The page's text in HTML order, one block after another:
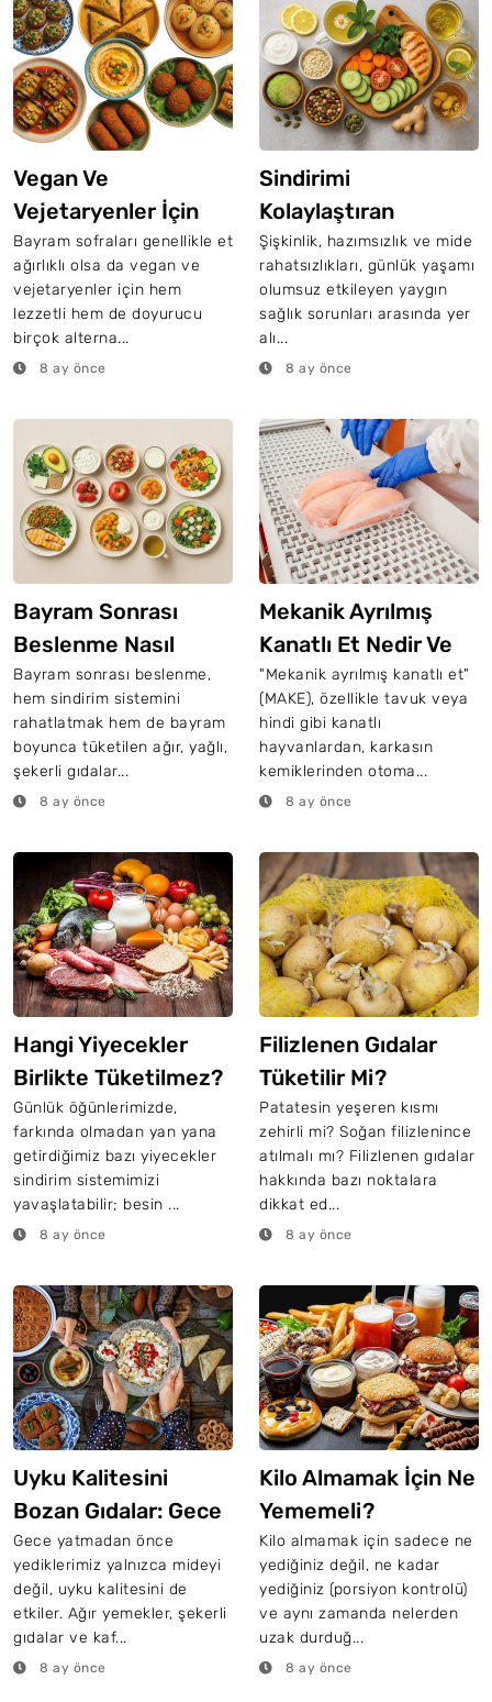
Vegan Ve
Vejetaryenler İçin
Lezzetli Bayram
Alternatifleri
Bayram sofraları genellikle et
ağırlıklı olsa da vegan ve
vejetaryenler için hem
lezzetli hem de doyurucu
birçok alterna...
8 ay önce
Sindirimi
Kolaylaştıran
Beslenme Önerileri
Ve Bitki Çayları
Şişkinlik, hazımsızlık ve mide
rahatsızlıkları, günlük yaşamı
olumsuz etkileyen yaygın
sağlık sorunları arasında yer
alı...
8 ay önce
Bayram Sonrası
Beslenme Nasıl
Olmalı? İşte
Uzmanından 3
Günlük Plan
Bayram sonrası beslenme,
hem sindirim sistemini
rahatlatmak hem de bayram
boyunca tüketilen ağır, yağlı,
şekerli gıdalar...
8 ay önce
Mekanik Ayrılmış
Kanatlı Et Nedir Ve
Make Nerelerde
Kullanılır?
"Mekanik ayrılmış kanatlı et"
(MAKE), özellikle tavuk veya
hindi gibi kanatlı
hayvanlardan, karkasın
kemiklerinden otoma...
8 ay önce
Hangi Yiyecekler
Birlikte Tüketilmez?
Günlük öğünlerimizde,
farkında olmadan yan yana
getirdiğimiz bazı yiyecekler
sindirim sistemimizi
yavaşlatabilir; besin ...
8 ay önce
Filizlenen Gıdalar
Tüketilir Mi?
Patatesin yeşeren kısmı
zehirli mi? Soğan filizlenince
atılmalı mı? Filizlenen gıdalar
hakkında bazı noktalara
dikkat ed...
8 ay önce
Uyku Kalitesini
Bozan Gıdalar: Gece
Ne Yememeli?
Gece yatmadan önce
yediklerimiz yalnızca mideyi
değil, uyku kalitesini de
etkiler. Ağır yemekler, şekerli
gıdalar ve kaf...
8 ay önce
Kilo Almamak İçin Ne
Yememeli?
Kilo almamak için sadece ne
yediğiniz değil, ne kadar
yediğiniz (porsiyon kontrolü)
ve aynı zamanda nelerden
uzak durduğ...
8 ay önce